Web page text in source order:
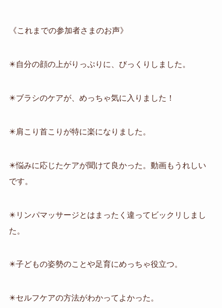
《これまでの参加者さまのお声》
✴️自分の顔の上がりっぷりに、びっくりしました。
✴️ブラシのケアが、めっちゃ気に入りました！
✴️肩こり首こりが特に楽になりました。
✴️悩みに応じたケアが聞けて良かった。動画もうれしい
です。
✴️リンパマッサージとはまったく違ってビックリしまし
た。
✴️子どもの姿勢のことや足育にめっちゃ役立つ。
✴️セルフケアの方法がわかってよかった。